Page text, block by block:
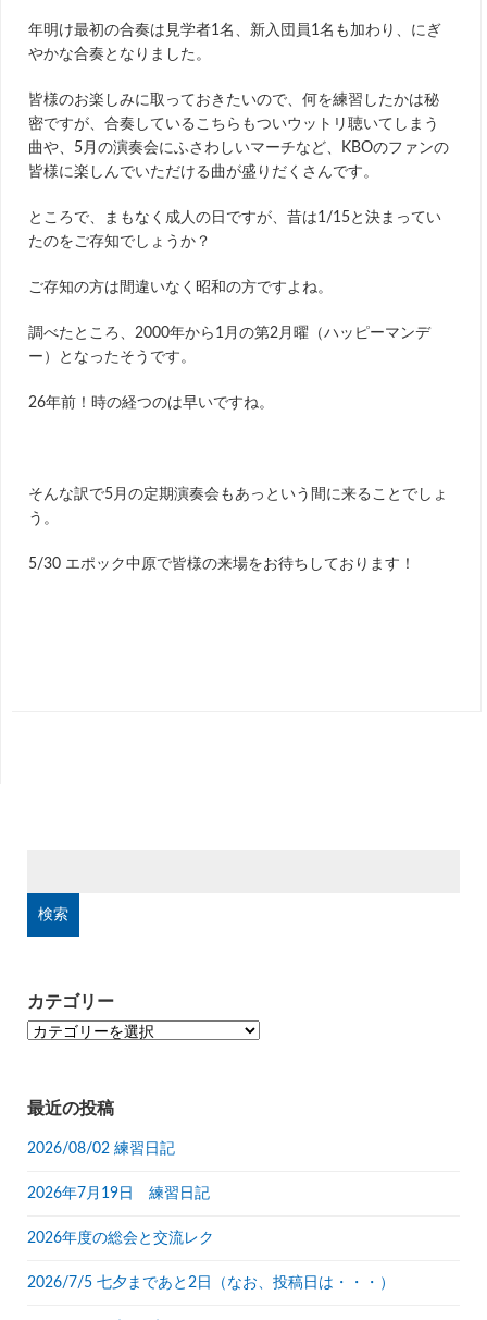
年明け最初の合奏は見学者1名、新入団員1名も加わり、にぎ
やかな合奏となりました。
皆様のお楽しみに取っておきたいので、何を練習したかは秘
密ですが、合奏しているこちらもついウットリ聴いてしまう
曲や、5月の演奏会にふさわしいマーチなど、KBOのファンの
皆様に楽しんでいただける曲が盛りだくさんです。
ところで、まもなく成人の日ですが、昔は1/15と決まってい
たのをご存知でしょうか？
ご存知の方は間違いなく昭和の方ですよね。
調べたところ、2000年から1月の第2月曜（ハッピーマンデ
ー）となったそうです。
26年前！時の経つのは早いですね。
そんな訳で5月の定期演奏会もあっという間に来ることでしょ
う。
5/30 エポック中原で皆様の来場をお待ちしております！
カテゴリー
カ
リ
ー
最近の投稿
2026/08/02 練習日記
2026年7月19日 練習日記
2026年度の総会と交流レク
2026/7/5 七夕まであと2日（なお、投稿日は・・・）